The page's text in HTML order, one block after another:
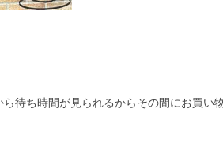
待ち時間が見られるからその間にお買い